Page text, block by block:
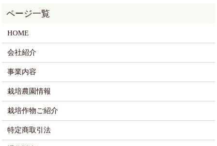
HOME
会社紹介
事業内容
栽培農園情報
栽培作物ご紹介
特定商取引法